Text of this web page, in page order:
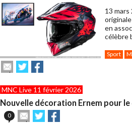
13 mars
en
célèbre
Sport
Envoyer
cet
à
un
ami
Partager
sur
sur
MNC Live 11 février 2026
Nouvelle décoration Ernem pour le
0
Envoyer
cet
Partager
sur sur